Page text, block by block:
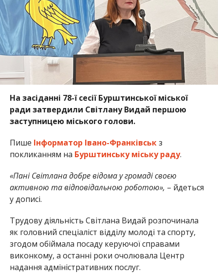
На засіданні 78-ї сесії Бурштинської міської
ради затвердили Світлану Видай першою
заступницею міського голови.
Пише Інформатор Івано-Франківськз
покликанням на Бурштинську міську раду.
«Пані Світлана добре відома у громаді своєю
активною та відповідальною роботою», – йдеться
у дописі.
Трудову діяльність Світлана Видай розпочинала
як головний спеціаліст відділу молоді та спорту,
згодом обіймала посаду керуючої справами
виконкому, а останні роки очолювала Центр
надання адміністративних послуг.